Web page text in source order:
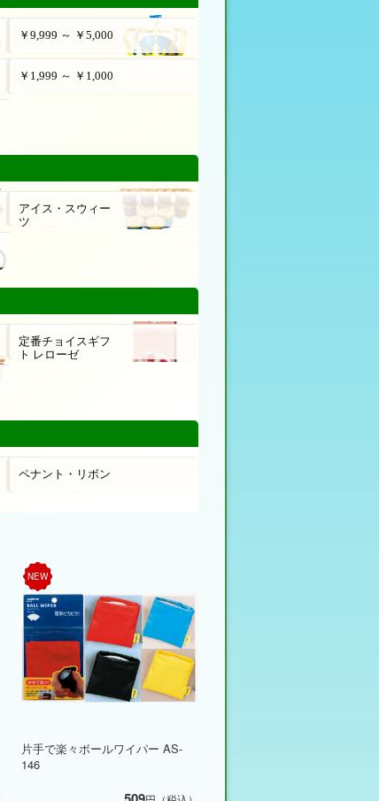
￥9,999 ～ ￥5,000
￥1,999 ～ ￥1,000
アイス・スウィー
ツ
定番チョイスギフ
ト レローゼ
ペナント・リボン
NEW
片手で楽々ボールワイパー AS-
146